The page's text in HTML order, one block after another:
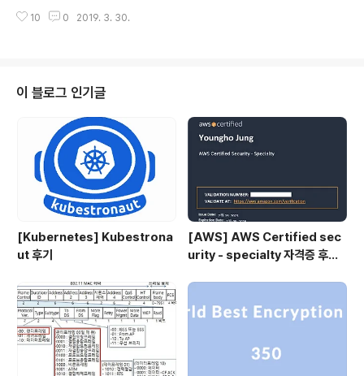
다.그리고 도움을 주신 모든 분들께 감사드립니다.(PL형
진행하시거나 타인에게 피해를 주는 행위는불법입니다. 또
한 영상에 등장하는 모든 시나리오 관련 공격은 순수 연구
목적으로테스트베드에서 시행되었으며 모두 본인들의 소
유인 제품들을 사용하였음을 알려드립니다. 기사 URL : ht
tps://www.dailysecu.com/news/arti..
10 0 2019. 3. 30.
이 블로그 인기글
[Kubernetes] Kubestrona
ut 후기
[AWS] AWS Certified sec
urity - specialty 자격증 후기